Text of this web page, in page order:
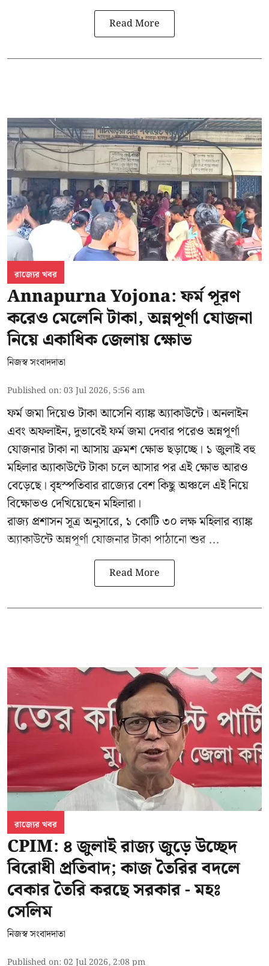
Read More
রাজ্যের খবর
Annapurna Yojona: ফর্ম পূরণ
করেও মেলেনি টাকা, অন্নপূর্ণা যোজনা
নিয়ে একাধিক জেলায় ক্ষোভ
নিজস্ব সংবাদদাতা
Published on:03 Jul 2026, 5:56 am
ফর্ম জমা দিয়েও টাকা আসেনি ব্যাঙ্ক অ্যাকাউন্টে। অনলাইন
এবং অফলাইন, দুভাবেই ফর্ম জমা দেবার পরেও অন্নপূর্ণা
যোজনার টাকা না আসায় ক্রমশ ক্ষোভ ছড়াচ্ছে। ১ জুলাই বহু
মহিলার অ্যাকাউন্টে টাকা চলে আসার পর এই ক্ষোভ আরও
বেড়েছে। বৃহস্পতিবার রাজ্যের বেশ কিছু অঞ্চলে এই নিয়ে
বিক্ষোভও দেখিয়েছেন মহিলারা।
রাজ্য প্রশাসন সূত্র অনুসারে, ১ কোটি ৩০ লক্ষ মহিলার ব্যাঙ্ক
অ্যাকাউন্টে অন্নপূর্ণা যোজনার টাকা পাঠানো শুর ...
Read More
রাজ্যের খবর
CPIM: ৪ জুলাই রাজ্য জুড়ে উচ্ছেদ
বিরোধী প্রতিবাদ; কাজ তৈরির বদলে
বেকার তৈরি করছে সরকার - মহঃ
সেলিম
নিজস্ব সংবাদদাতা
Published on:02 Jul 2026, 2:08 pm